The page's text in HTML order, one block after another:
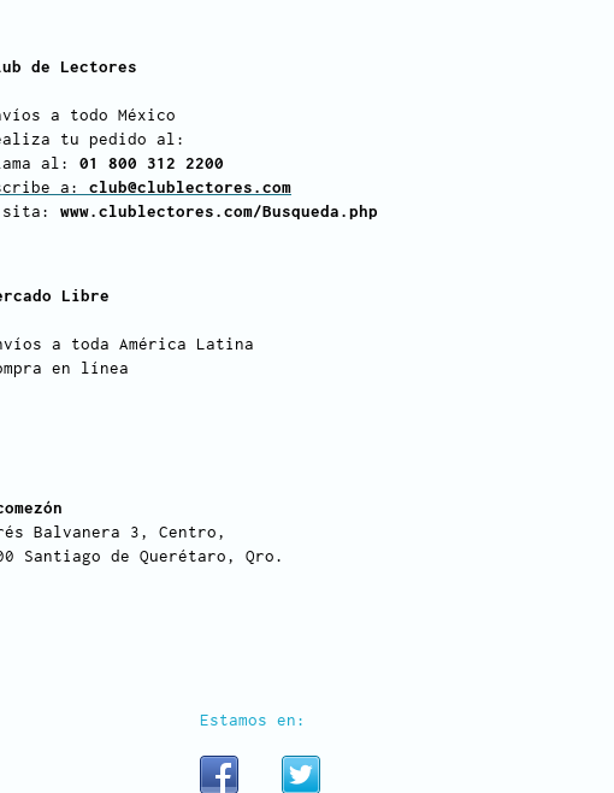
de Lectores
a todo México
tu pedido al:
al: 01 800 312 2200
a: club@clublectores.com
www.clublectores.com/Busqueda.php
Libre
a toda América Latina
en línea
Balvanera 3, Centro,
Santiago de Querétaro, Qro.
Estamos en: